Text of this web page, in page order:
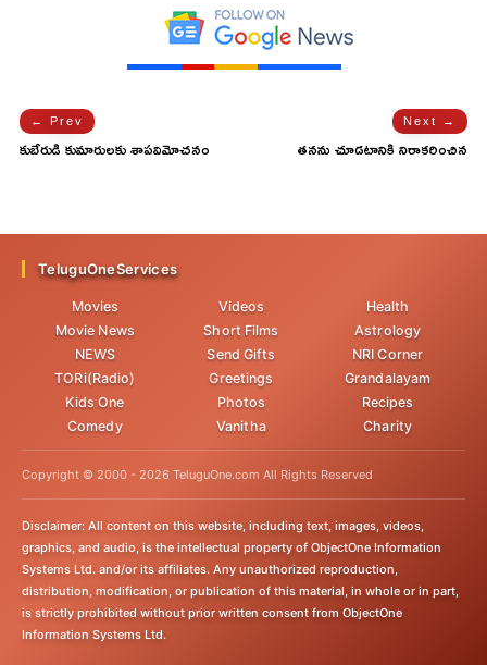
← Prev
కుబేరుడి కుమారులకు శాపవిమోచనం
Next →
తనను చూడటానికి నిరాకరించిన
TeluguOneServices
Movies
Movie News
NEWS
TORi(Radio)
Kids One
Comedy
Videos
Short Films
Send Gifts
Greetings
Photos
Vanitha
Health
Astrology
NRI Corner
Grandalayam
Recipes
Charity
Copyright © 2000 - 2026 TeluguOne.com All Rights Reserved
Disclaimer: All content on this website, including text, images, videos,
graphics, and audio, is the intellectual property of ObjectOne Information
Systems Ltd. and/or its affiliates. Any unauthorized reproduction,
distribution, modification, or publication of this material, in whole or in part,
is strictly prohibited without prior written consent from ObjectOne
Information Systems Ltd.